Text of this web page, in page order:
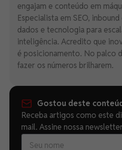
engajam e conteúdo em
Especialista em SEO,
dados e tecnologia para
inteligência. Acredito que
é posicionamento. No palco
fazer os números brilharem.
Gostou deste
Receba artigos como este
mail. Assine nossa